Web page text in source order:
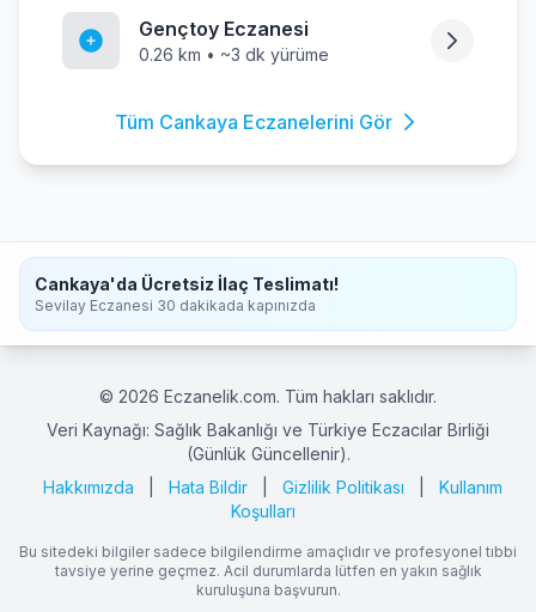
Gençtoy Eczanesi
0.26 km • ~3 dk yürüme
Tüm Cankaya Eczanelerini Gör
Cankaya'da Ücretsiz İlaç Teslimatı!
Sevilay Eczanesi 30 dakikada kapınızda
© 2026 Eczanelik.com. Tüm hakları saklıdır.
Veri Kaynağı: Sağlık Bakanlığı ve Türkiye Eczacılar Birliği
(Günlük Güncellenir).
Hakkımızda
Hata Bildir Gizlilik Politikası
Kullanım
Koşulları
Bu sitedeki bilgiler sadece bilgilendirme amaçlıdır ve profesyonel tıbbi
tavsiye yerine geçmez. Acil durumlarda lütfen en yakın sağlık
kuruluşuna başvurun.